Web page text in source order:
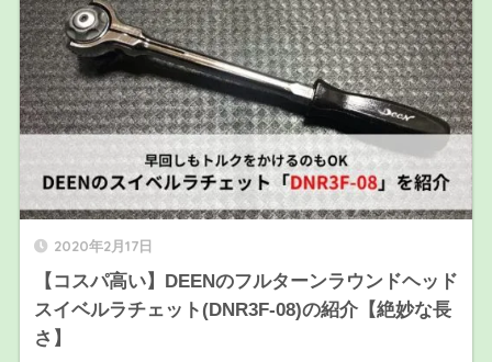
2020年2月17日
【コスパ高い】DEENのフルターンラウンドヘッド
スイベルラチェット(DNR3F-08)の紹介【絶妙な長
さ】